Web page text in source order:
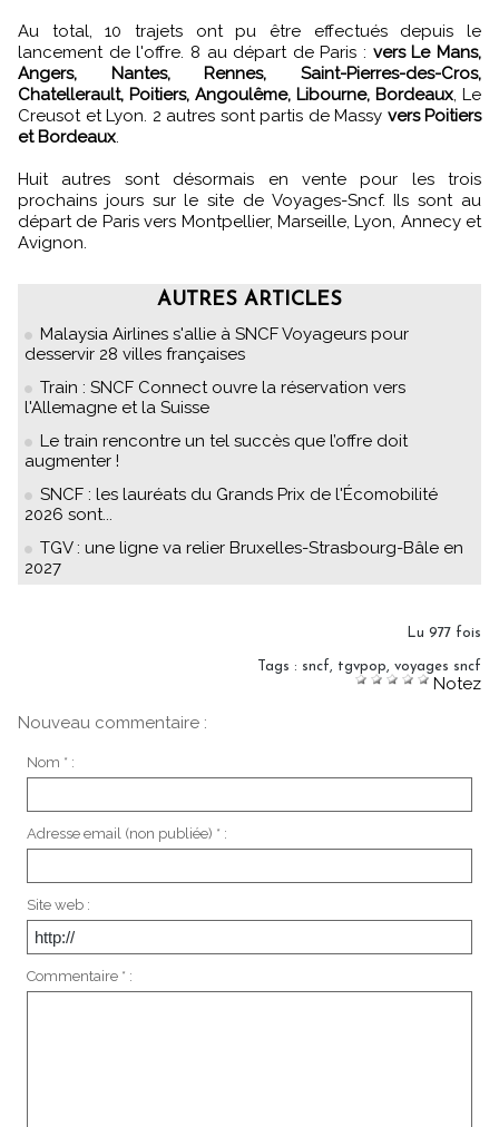
Au total, 10 trajets ont pu être effectués depuis le
lancement de l'offre. 8 au départ de Paris : vers Le Mans,
Angers, Nantes, Rennes, Saint-Pierres-des-Cros,
Chatellerault, Poitiers, Angoulême, Libourne, Bordeaux, Le
Creusot et Lyon. 2 autres sont partis de Massy vers Poitiers
et Bordeaux.
Huit autres sont désormais en vente pour les trois
prochains jours sur le site de Voyages-Sncf. Ils sont au
départ de Paris vers Montpellier, Marseille, Lyon, Annecy et
Avignon.
AUTRES ARTICLES
Malaysia Airlines s'allie à SNCF Voyageurs pour
desservir 28 villes françaises
Train : SNCF Connect ouvre la réservation vers
l'Allemagne et la Suisse
Le train rencontre un tel succès que l’offre doit
augmenter !
SNCF : les lauréats du Grands Prix de l'Écomobilité
2026 sont...
TGV : une ligne va relier Bruxelles-Strasbourg-Bâle en
2027
Lu 977 fois
Tags : sncf, tgvpop, voyages sncf
Notez
Nouveau commentaire :
Nom * :
Adresse email (non publiée) * :
Site web :
Commentaire * :